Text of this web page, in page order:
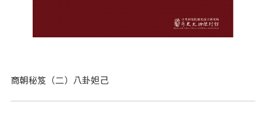
商朝秘笈（二）八卦妲己